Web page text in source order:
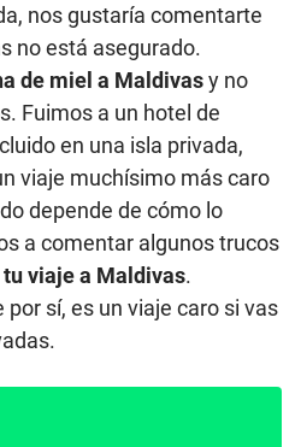
nos gustaría comentarte
no está asegurado.
de miel a Maldivasy no
Fuimos a un hotel de
en una isla privada,
viaje muchísimo más caro
depende de cómo lo
a comentar algunos trucos
viaje a Maldivas.
por sí, es un viaje caro si vas